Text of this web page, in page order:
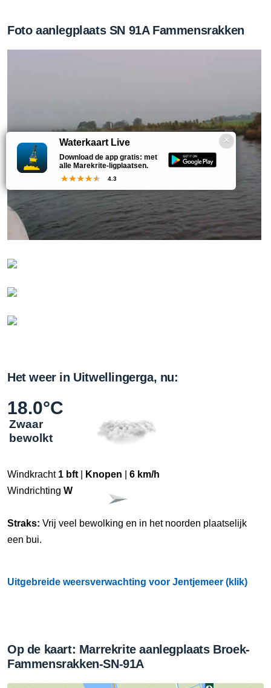
Foto aanlegplaats SN 91A Fammensrakken
Het weer in Uitwellingerga, nu:
18.0°C
Zwaar
bewolkt
Windkracht 1 bft Knopen
6 km/h
Windrichting W
Straks: Vrij veel bewolking en in het noorden plaatselijk
een bui.
Uitgebreide weersverwachting voor Jentjemeer (klik)
Op de kaart: Marrekrite aanlegplaats Broek-
Fammensrakken-SN-91A
Waterkaart Live
Download de app gratis: met
alle Marekrite-ligplaatsen.
4.3